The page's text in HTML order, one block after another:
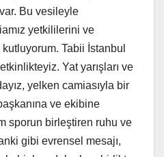
Bu vesileyle
yetkililerini ve
Tabii İstanbul
Yat yarışları ve
yelken camiasıyla bir
ve ekibine
sporun birleştiren ruhu ve
gibi evrensel mesajı,